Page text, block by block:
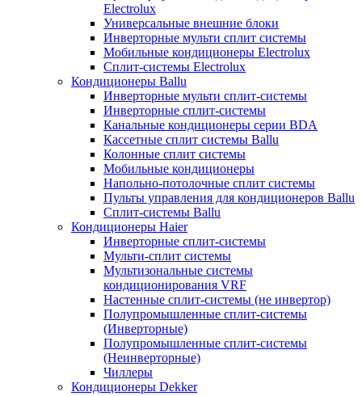
Electrolux
Универсальные внешние блоки
Инверторные мульти сплит системы
Мобильные кондиционеры Electrolux
Сплит-системы Electrolux
Кондиционеры Ballu
Инверторные мульти сплит-системы
Инверторные сплит-системы
Канальные кондиционеры серии BDA
Кассетные сплит системы Ballu
Колонные сплит системы
Мобильные кондиционеры
Напольно-потолочные сплит системы
Пульты управления для кондиционеров Ballu
Сплит-системы Ballu
Кондиционеры Haier
Инверторные сплит-системы
Мульти-сплит системы
Мультизональные системы
кондиционирования VRF
Настенные сплит-системы (не инвертор)
Полупромышленные сплит-системы
(Инверторные)
Полупромышленные сплит-системы
(Неинверторные)
Чиллеры
Кондиционеры Dekker